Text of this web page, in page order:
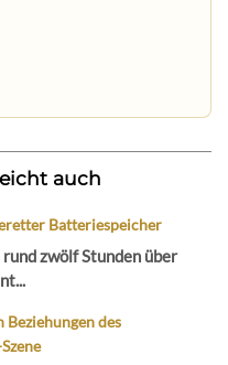
auch
Batteriespeicher
zwölf Stunden über
des